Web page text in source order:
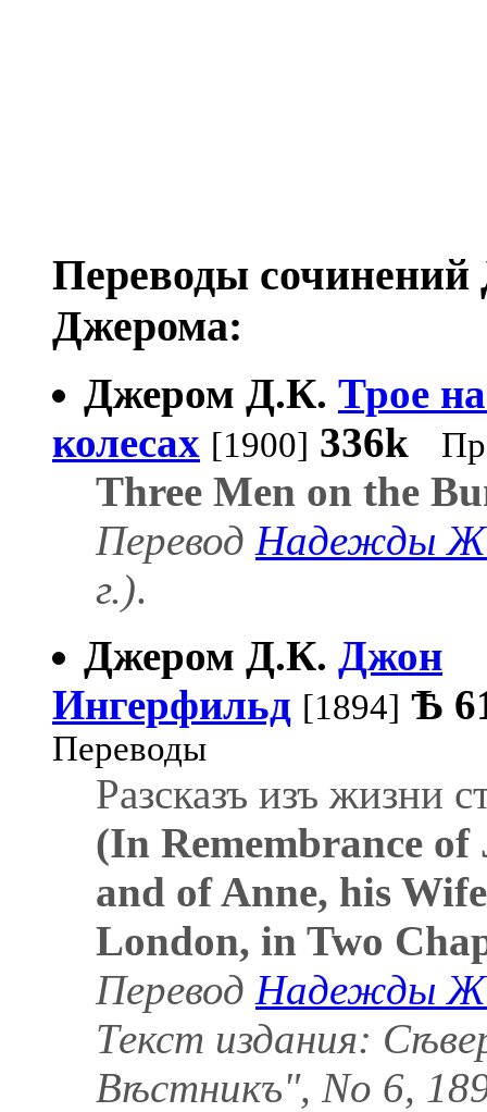
Переводы
Джерома:
Джером Д.К. Трое
колесах [1900] 336k
Three Men on the
Перевод Надежды
г.).
Джером Д.К. Джон
Ингерфильд [1894] Ѣ
Переводы
Разсказъ изъ жизни
(In Remembrance
and of Anne, his
London, in Two
Перевод Надежды
Текст издания:
Вѣстникъ", No 6,